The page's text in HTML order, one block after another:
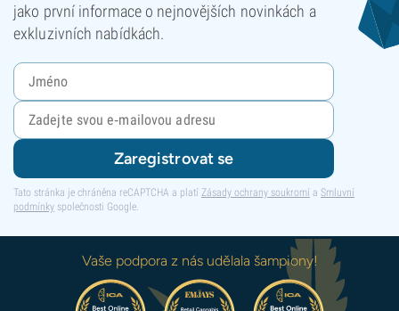
jako první informace o nejnovějších novinkách a
exkluzivních nabídkách.
Zaregistrovat se
Tato stránka je chráněna reCAPTCHA a platí Zásady ochrany soukromí a Smluvní
podmínky společnosti Google.
Vaše podpora z nás udělala šampiony!